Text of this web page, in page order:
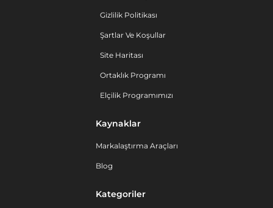
Gizlilik Politikası
Şartlar Ve Koşullar
Site Haritası
Ortaklık Programı
Elçilik Programımızı
Kaynaklar
Markalaştırma Araçları
Blog
Kategoriler